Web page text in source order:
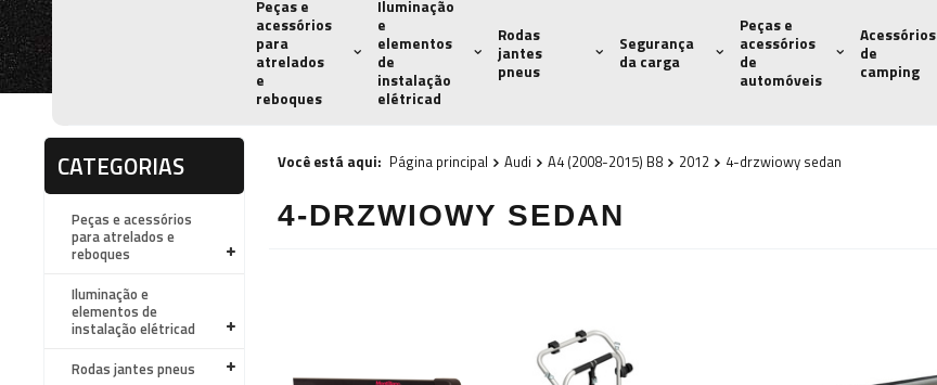
Peças e
acessórios
para
atrelados
e
reboques
Iluminação
e
elementos
de
instalação
elétricad
Rodas
jantes
pneus
Segurança
da carga
Peças e
acessórios
de
automóveis
Acessórios
de
camping
CATEGORIAS
Peças e acessórios
para atrelados e
reboques
Iluminação e
elementos de
instalação elétricad
Rodas jantes pneus
Você está aqui: Página principal Audi A4 (2008-2015) B8 2012 4-drzwiowy sedan
4-DRZWIOWY SEDAN